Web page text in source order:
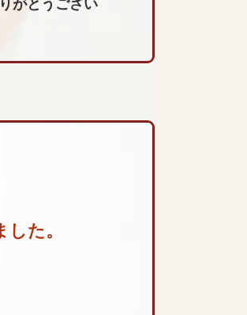
がとうござい
た。